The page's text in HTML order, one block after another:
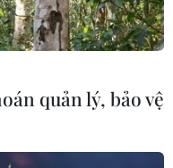
quản lý, bảo vệ